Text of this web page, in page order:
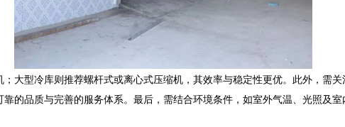
大型冷库则推荐螺杆式或离心式压缩机，其效率与稳定性更优。此外，需
的品质与完善的服务体系。最后，需结合环境条件，如室外气温、光照及